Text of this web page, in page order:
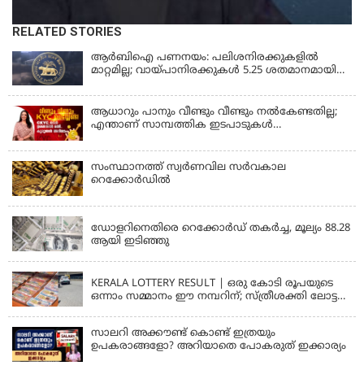
RELATED STORIES
ആർബിഐ പണനയം: പലിശനിരക്കുകളിൽ
മാറ്റമില്ല; വായ്പാനിരക്കുകൾ 5.25 ശതമാനമായി
ആധാറും പാനും വീണ്ടും വീണ്ടും നൽകേണ്ടതില്ല;
എന്താണ് സാമ്പത്തിക ഇടപാടുകൾ
സംസ്ഥാനത്ത് സ്വര്‍ണവില സര്‍വകാല
റെക്കോര്‍ഡില്‍
ഡോളറിനെതിരെ റെക്കോർഡ് തകർച്ച, മൂല്യം 88.28
ആയി ഇടിഞ്ഞു
KERALA LOTTERY RESULT | ഒരു കോടി രൂപയുടെ
ഒന്നാം സമ്മാനം ഈ നമ്പറിന്; സ്ത്രീശക്തി ലോട്ടറി
സാലറി അക്കൗണ്ട് കൊണ്ട് ഇത്രയും
ഉപകരാങ്ങളോ? അറിയാതെ പോകരുത് ഇക്കാര്യം